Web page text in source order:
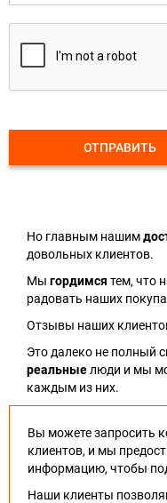
ОТПРАВИТЬ
Но главным нашим
довольных клиентов.
Мы гордимся тем, что
радовать наших
Отзывы наших
Это далеко не полный
реальныелюди и мы
каждым из них.
Вы можете запросить
клиентов, и мы
информацию, чтобы
Наши клиенты